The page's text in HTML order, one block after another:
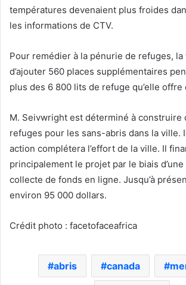
températures devenaient plus froides
les informations de CTV.
Pour remédier à la pénurie de refuges,
d’ajouter 560 places supplémentaires
plus des 6 800 lits de refuge qu’elle offre
M. Seivwright est déterminé à construire
refuges pour les sans-abris dans la ville.
action complétera l’effort de la ville. Il
principalement le projet par le biais
collecte de fonds en ligne. Jusqu’à
environ 95 000 dollars.
Crédit photo : facetofaceafrica
abris canada